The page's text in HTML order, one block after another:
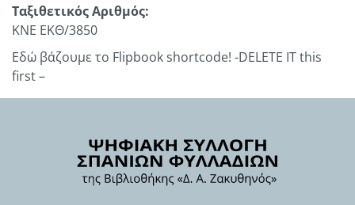
Ταξιθετικός Αριθμός:
ΚΝΕ ΕΚΘ/3850
Εδώ βάζουμε το Flipbook shortcode! -DELETE IT this
first –